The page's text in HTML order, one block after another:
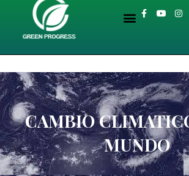
contenido
F
a
o
k
f
Y
b
I
g
a
m
Menu
CAMBIO
MUNDO